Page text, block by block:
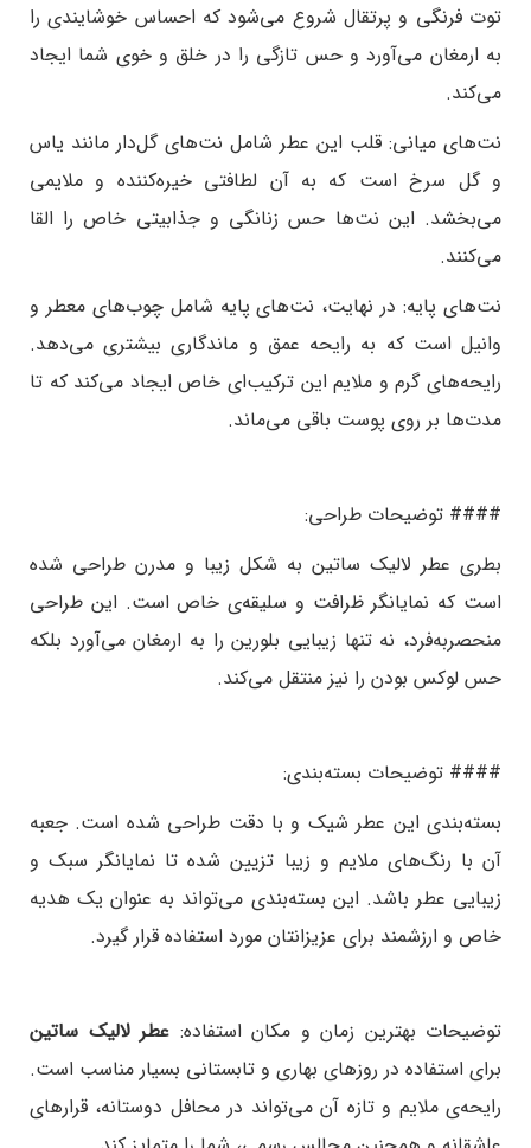
توت فرنگی و پرتقال شروع می‌شود که احساس خوشایندی را
به ارمغان می‌آورد و حس تازگی را در خلق و خوی شما ایجاد
می‌کند.
نت‌های میانی: قلب این عطر شامل نت‌های گل‌دار مانند یاس
و گل سرخ است که به آن لطافتی خیره‌کننده و ملایمی
می‌بخشد. این نت‌ها حس زنانگی و جذابیتی خاص را القا
می‌کنند.
نت‌های پایه: در نهایت، نت‌های پایه شامل چوب‌های معطر و
وانیل است که به رایحه عمق و ماندگاری بیشتری می‌دهد.
رایحه‌های گرم و ملایم این ترکیب‌ای خاص ایجاد می‌کند که تا
مدت‌ها بر روی پوست باقی می‌ماند.
#### توضیحات طراحی:
بطری عطر لالیک ساتین به شکل زیبا و مدرن طراحی شده
است که نمایانگر ظرافت و سلیقه‌ی خاص است. این طراحی
منحصربه‌فرد، نه تنها زیبایی بلورین را به ارمغان می‌آورد بلکه
حس لوکس بودن را نیز منتقل می‌کند.
#### توضیحات بسته‌بندی:
بسته‌بندی این عطر شیک و با دقت طراحی شده است. جعبه
آن با رنگ‌های ملایم و زیبا تزیین شده تا نمایانگر سبک و
زیبایی عطر باشد. این بسته‌بندی می‌تواند به عنوان یک هدیه
خاص و ارزشمند برای عزیزانتان مورد استفاده قرار گیرد.
توضیحات بهترین زمان و مکان استفاده: عطر لالیک ساتین
برای استفاده در روزهای بهاری و تابستانی بسیار مناسب است.
رایحه‌ی ملایم و تازه آن می‌تواند در محافل دوستانه، قرارهای